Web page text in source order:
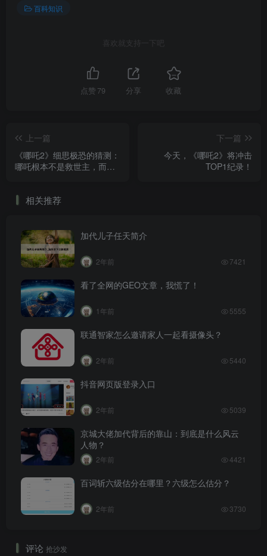
百科知识
喜欢就支持一下吧
点赞 79 分享 收藏
上一篇
《哪吒2》细思极恐的猜测：
哪吒根本不是救世主，而是
下一篇
今天，《哪吒2》将冲击
TOP1纪录！
相关推荐
加代儿子任天简介
2年前 7421
看了全网的GEO文章，我慌了！
1年前 5555
联通智家怎么邀请家人一起看摄像头？
2年前 5440
抖音网页版登录入口
2年前 5039
京城大佬加代背后的靠山：到底是什么风云
人物？
2年前 4421
百词斩六级估分在哪里？六级怎么估分？
2年前 3730
评论 抢沙发